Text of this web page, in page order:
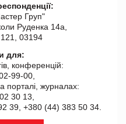
Груп"
Руденка 14а,
03194
для:
конференцій:
99-00,
порталі, журналах:
30 13,
39, +380 (44) 383 50 34.